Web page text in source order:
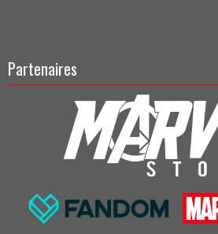
Partenaires